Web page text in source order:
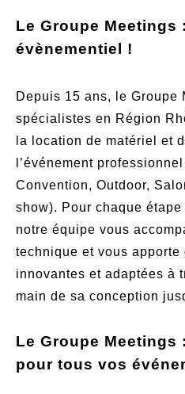
Le Groupe Meetings
évènementiel !
Depuis 15 ans, le Groupe
spécialistes en Région
la location de matériel et
l’événement
Convention, Outdoor,
show). Pour chaque
notre équipe vous
technique et vous apporte
innovantes et adaptées à
main de sa conception
Le Groupe
pour tous vos